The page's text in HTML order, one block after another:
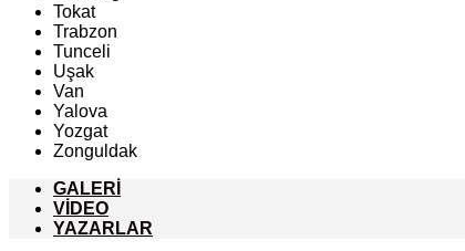
Tokat
Trabzon
Tunceli
Uşak
Van
Yalova
Yozgat
Zonguldak
GALERİ
VİDEO
YAZARLAR